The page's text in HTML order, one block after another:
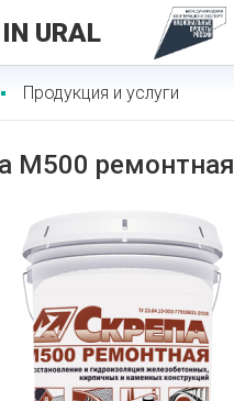
IN URAL
Продукция и услуги
М500 ремонтная